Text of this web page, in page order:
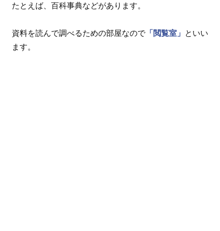
たとえば、百科事典などがあります。
資料を読んで調べるための部屋なので「閲覧室」
といい
ます。